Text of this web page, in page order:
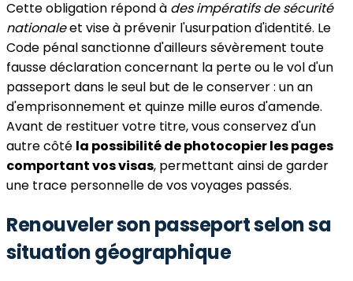
Cette obligation répond à des impératifs de sécurité
nationaleet vise à prévenir l'usurpation d'identité. Le
Code pénal sanctionne d'ailleurs sévèrement toute
fausse déclaration concernant la perte ou le vol d'un
passeport dans le seul but de le conserver : un an
d'emprisonnement et quinze mille euros d'amende.
Avant de restituer votre titre, vous conservez d'un
autre côté la possibilité de photocopier les pages
comportant vos visas, permettant ainsi de garder
une trace personnelle de vos voyages passés.
Renouveler son passeport selon sa
situation géographique